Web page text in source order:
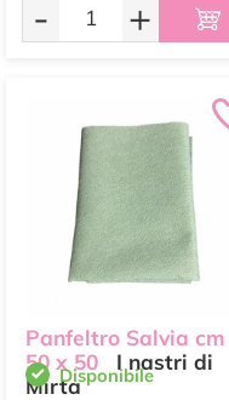
- +
Panfeltro Salvia cm
50 x 50
I nastri di
MirtaDisponibile